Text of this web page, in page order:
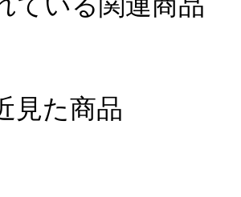
ている関連商品
見た商品